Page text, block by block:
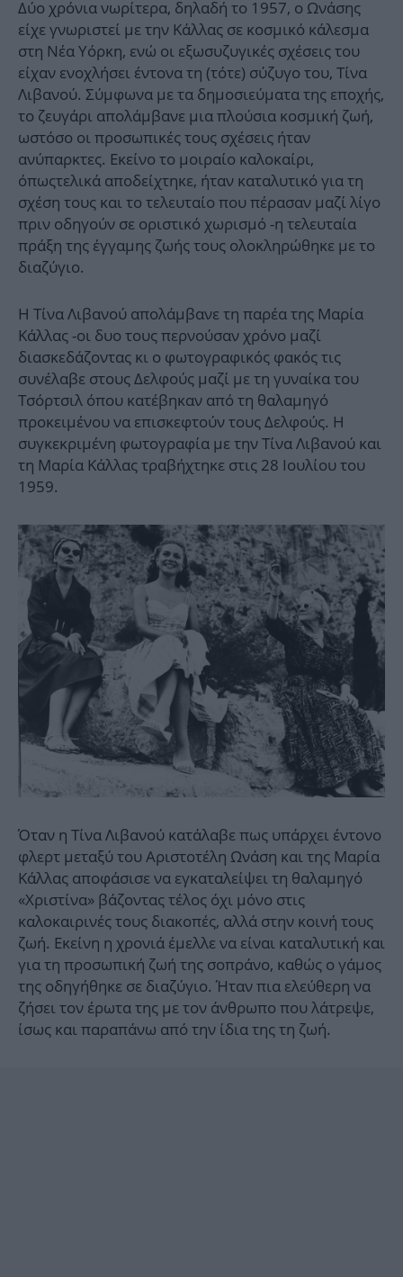
Δύο χρόνια νωρίτερα, δηλαδή το 1957, ο Ωνάσης
είχε γνωριστεί με την Κάλλας σε κοσμικό κάλεσμα
στη Νέα Υόρκη, ενώ οι εξωσυζυγικές σχέσεις του
είχαν ενοχλήσει έντονα τη (τότε) σύζυγο του, Τίνα
Λιβανού. Σύμφωνα με τα δημοσιεύματα της εποχής,
το ζευγάρι απολάμβανε μια πλούσια κοσμική ζωή,
ωστόσο οι προσωπικές τους σχέσεις ήταν
ανύπαρκτες. Εκείνο το μοιραίο καλοκαίρι,
όπωςτελικά αποδείχτηκε, ήταν καταλυτικό για τη
σχέση τους και το τελευταίο που πέρασαν μαζί λίγο
πριν οδηγούν σε οριστικό χωρισμό -η τελευταία
πράξη της έγγαμης ζωής τους ολοκληρώθηκε με το
διαζύγιο.
Η Τίνα Λιβανού απολάμβανε τη παρέα της Μαρία
Κάλλας -οι δυο τους περνούσαν χρόνο μαζί
διασκεδάζοντας κι ο φωτογραφικός φακός τις
συνέλαβε στους Δελφούς μαζί με τη γυναίκα του
Τσόρτσιλ όπου κατέβηκαν από τη θαλαμηγό
προκειμένου να επισκεφτούν τους Δελφούς. Η
συγκεκριμένη φωτογραφία με την Τίνα Λιβανού και
τη Μαρία Κάλλας τραβήχτηκε στις 28 Ιουλίου του
1959.
Όταν η Τίνα Λιβανού κατάλαβε πως υπάρχει έντονο
φλερτ μεταξύ του Αριστοτέλη Ωνάση και της Μαρία
Κάλλας αποφάσισε να εγκαταλείψει τη θαλαμηγό
«Χριστίνα» βάζοντας τέλος όχι μόνο στις
καλοκαιρινές τους διακοπές, αλλά στην κοινή τους
ζωή. Εκείνη η χρονιά έμελλε να είναι καταλυτική και
για τη προσωπική ζωή της σοπράνο, καθώς ο γάμος
της οδηγήθηκε σε διαζύγιο. Ήταν πια ελεύθερη να
ζήσει τον έρωτα της με τον άνθρωπο που λάτρεψε,
ίσως και παραπάνω από την ίδια της τη ζωή.